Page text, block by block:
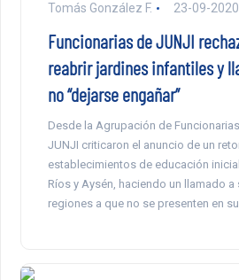
Tomás González F. 23-09-2020
Funcionarias de JUNJI
reabrir jardines infantiles y
no “dejarse engañar”
Desde la Agrupación de
JUNJI criticaron el anuncio de un
establecimientos de educación
Ríos y Aysén, haciendo un llamado
regiones a que no se presenten en